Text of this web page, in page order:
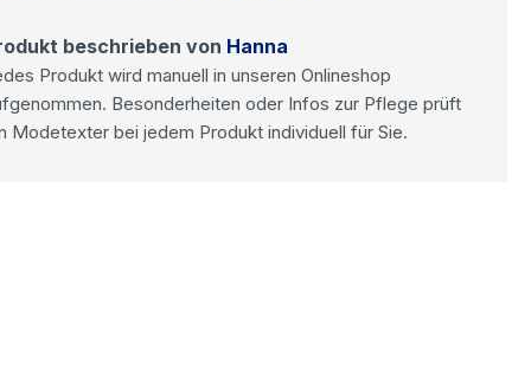
beschrieben von Hanna
Produkt wird manuell in unseren Onlineshop
Besonderheiten oder Infos zur Pflege prüft
Modetexter bei jedem Produkt individuell für Sie.